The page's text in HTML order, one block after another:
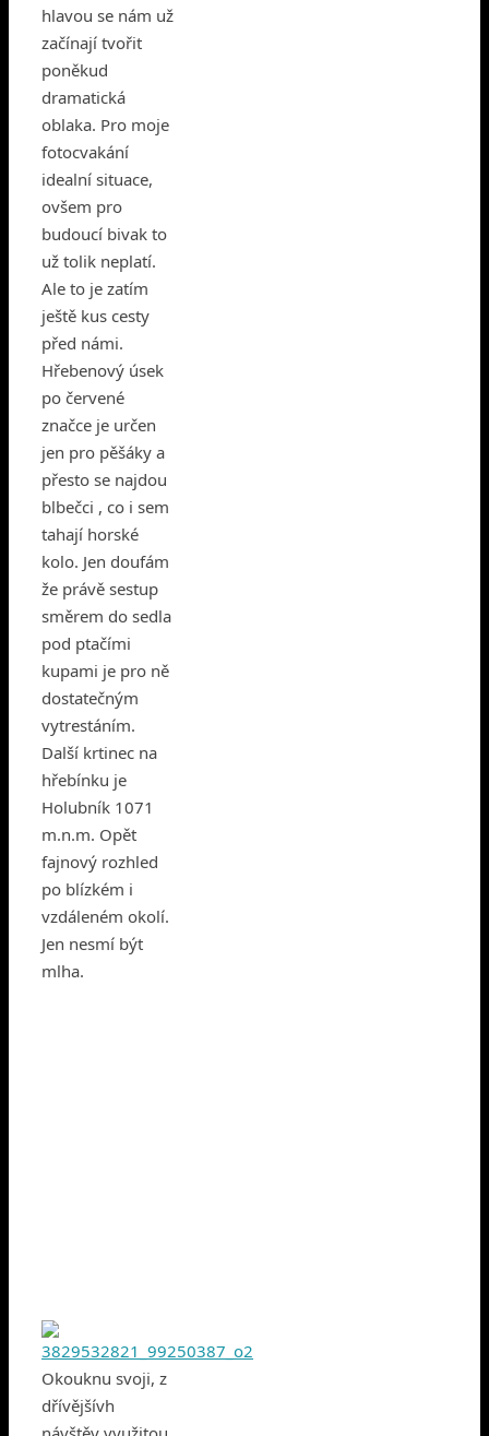
hlavou se nám už
začínají tvořit
poněkud
dramatická
oblaka. Pro moje
fotocvakání
idealní situace,
ovšem pro
budoucí bivak to
už tolik neplatí.
Ale to je zatím
ještě kus cesty
před námi.
Hřebenový úsek
po červené
značce je určen
jen pro pěšáky a
přesto se najdou
blbečci , co i sem
tahají horské
kolo. Jen doufám
že právě sestup
směrem do sedla
pod ptačími
kupami je pro ně
dostatečným
vytrestáním.
Další krtinec na
hřebínku je
Holubník 1071
m.n.m. Opět
fajnový rozhled
po blízkém i
vzdáleném okolí.
Jen nesmí být
mlha.
Okouknu svoji, z
dřívějšívh